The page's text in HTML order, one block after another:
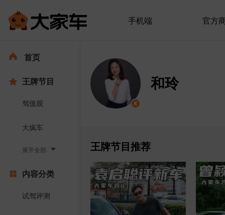
手机端 官方
首页
王牌节目
驾值观
大疯车
展开全部
内容分类
试驾评测
和玲
王牌节目推荐